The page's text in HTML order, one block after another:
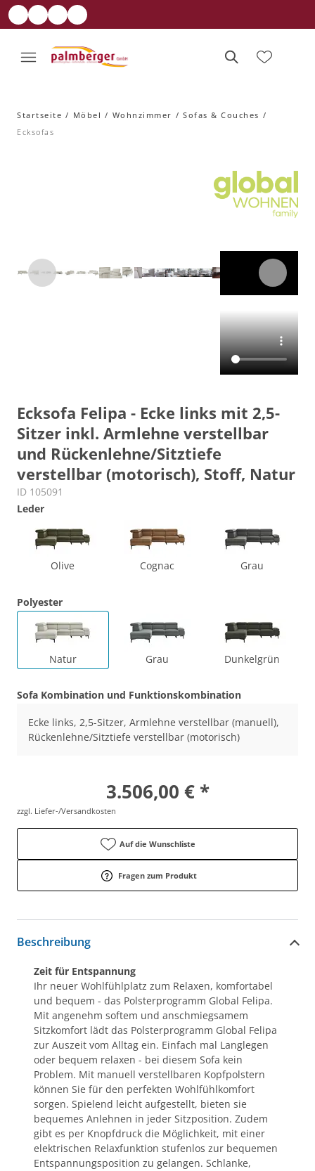
Startseite Möbel Wohnzimmer
Sofas & Couches
Ecksofas
Ecksofa Felipa - Ecke links mit 2,5-
Sitzer inkl. Armlehne verstellbar
und Rückenlehne/Sitztiefe
verstellbar (motorisch), Stoff, Natur
ID 105091
Leder
Olive Cognac Grau
Polyester
Natur Grau Dunkelgrün
Sofa Kombination und Funktionskombination
Ecke links, 2,5-Sitzer, Armlehne verstellbar (manuell),
Rückenlehne/Sitztiefe verstellbar (motorisch)
3.506,00 € *
zzgl. Liefer-/Versandkosten
Auf die Wunschliste
Fragen zum Produkt
Beschreibung
Zeit für Entspannung
Ihr neuer Wohlfühlplatz zum Relaxen, komfortabel
und bequem - das Polsterprogramm Global Felipa.
Mit angenehm softem und anschmiegsamem
Sitzkomfort lädt das Polsterprogramm Global Felipa
zur Auszeit vom Alltag ein. Einfach mal Langlegen
oder bequem relaxen - bei diesem Sofa kein
Problem. Mit manuell verstellbaren Kopfpolstern
können Sie für den perfekten Wohlfühlkomfort
sorgen. Spielend leicht aufgestellt, bieten sie
bequemes Anlehnen in jeder Sitzposition. Zudem
gibt es per Knopfdruck die Möglichkeit, mit einer
elektrischen Relaxfunktion stufenlos zur bequemen
Entspannungsposition zu gelangen. Schlanke,